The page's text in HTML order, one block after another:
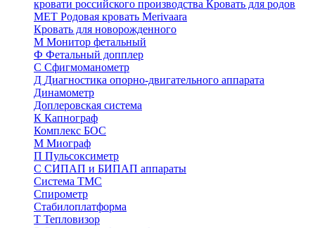
кровати российского производства Кровать для родов
МЕТ Родовая кровать Merivaara
Кровать для новорожденного
М Монитор фетальный
Ф Фетальный допплер
C Cфигмоманометр
Д Диагностика опорно-двигательного аппарата
Динамометр
Доплеровская система
К Капнограф
Комплекс БОС
М Миограф
П Пульсоксиметр
С СИПАП и БИПАП аппараты
Система ТМС
Спирометр
Стабилоплатформа
Т Тепловизор